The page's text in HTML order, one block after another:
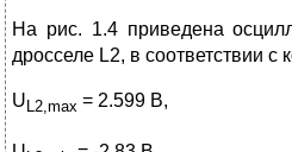
На рис. 1.4 приведена
дросселе L2, в соответствии с
U L2,max = 2.599 В,